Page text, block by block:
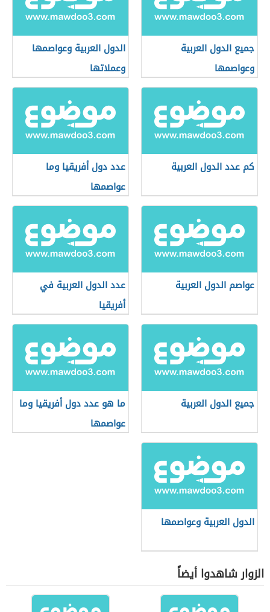
جميع الدول العربية
وعواصمها
الدول العربية وعواصمها
وعملاتها
كم عدد الدول العربية
عدد دول أفريقيا وما
عواصمها
عواصم الدول العربية
عدد الدول العربية في
أفريقيا
جميع الدول العربية
ما هو عدد دول أفريقيا وما
عواصمها
الدول العربية وعواصمها
الزوار شاهدوا أيضاً